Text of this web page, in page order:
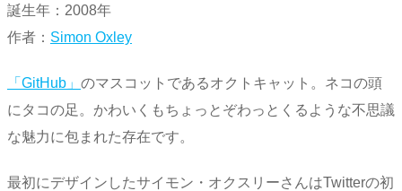
誕生年：2008年
作者： Simon Oxley
「GitHub」 のマスコットであるオクトキャット。ネコの頭
にタコの足。かわいくもちょっとぞわっとくるような不思議
な魅力に包まれた存在です。
最初にデザインしたサイモン・オクスリーさんはTwitterの初